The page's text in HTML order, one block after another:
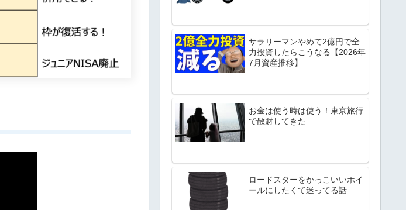
サラリーマンやめて2億円で全
力投資したらこうなる【2026年
7月資産推移】
お金は使う時は使う！東京旅行
で散財してきた
ロードスターをかっこいいホイ
ールにしたくて迷ってる話